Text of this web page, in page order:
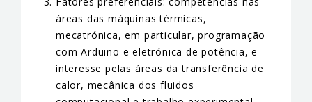
áreas das máquinas térmicas,
mecatrónica, em particular, programação
com Arduino e eletrónica de potência, e
interesse pelas áreas da transferência de
calor, mecânica dos fluidos